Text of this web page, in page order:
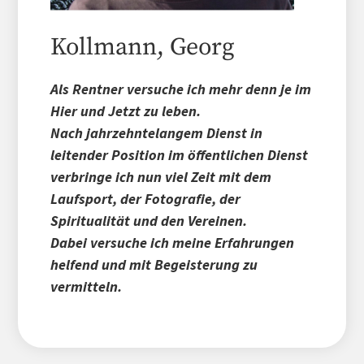
Kollmann, Georg
Als Rentner versuche ich mehr denn je im
Hier und Jetzt zu leben.
Nach jahrzehntelangem Dienst in
leitender Position im öffentlichen Dienst
verbringe ich nun viel Zeit mit dem
Laufsport, der Fotografie, der
Spiritualität und den Vereinen.
Dabei versuche ich meine Erfahrungen
helfend und mit Begeisterung zu
vermitteln.